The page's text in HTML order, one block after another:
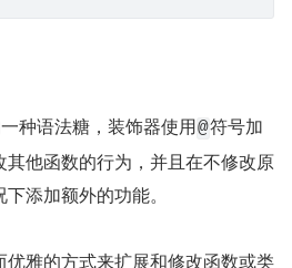
种语法糖，装饰器使用@符号加
他函数的行为，并且在不修改原
添加额外的功能。
雅的方式来扩展和修改函数或类